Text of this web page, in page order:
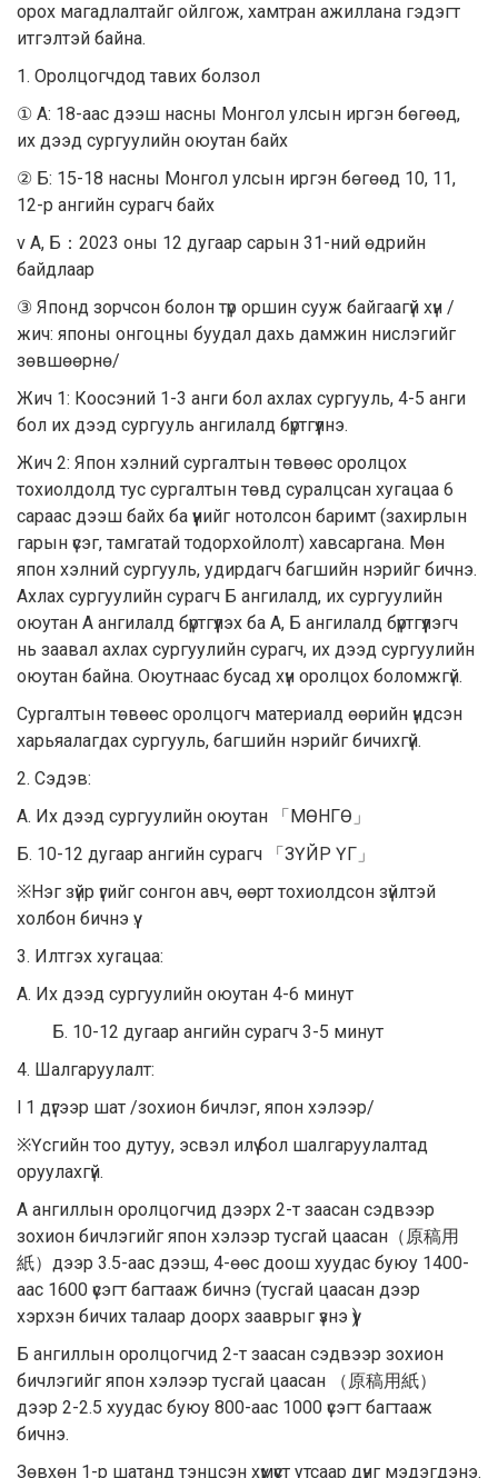
орох магадлалтайг ойлгож, хамтран ажиллана гэдэгт
итгэлтэй байна.
1. Оролцогчдод тавих болзол
① А: 18-аас дээш насны Монгол улсын иргэн бөгөөд,
их дээд сургуулийн оюутан байх
② Б: 15-18 насны Монгол улсын иргэн бөгөөд 10, 11,
12-р ангийн сурагч байх
v A, Б：2023 оны 12 дугаар сарын 31-ний өдрийн
байдлаар
③ Японд зорчсон болон түр оршин сууж байгаагүй хүн /
жич: японы онгоцны буудал дахь дамжин нислэгийг
зөвшөөрнө/
Жич 1: Коосэний 1-3 анги бол ахлах сургууль, 4-5 анги
бол их дээд сургууль ангилалд бүртгүүлнэ.
Жич 2: Япон хэлний сургалтын төвөөс оролцох
тохиолдолд тус сургалтын төвд суралцсан хугацаа 6
сараас дээш байх ба үүнийг нотолсон баримт (захирлын
гарын үсэг, тамгатай тодорхойлолт) хавсаргана. Мөн
япон хэлний сургууль, удирдагч багшийн нэрийг бичнэ.
Ахлах сургуулийн сурагч Б ангилалд, их сургуулийн
оюутан А ангилалд бүртгүүлэх ба А, Б ангилалд бүртгүүлэгч
нь заавал ахлах сургуулийн сурагч, их дээд сургуулийн
оюутан байна. Оюутнаас бусад хүн оролцох боломжгүй.
Сургалтын төвөөс оролцогч материалд өөрийн үндсэн
харьяалагдах сургууль, багшийн нэрийг бичихгүй.
2. Сэдэв:
А. Их дээд сургуулийн оюутан 「МӨНГӨ」
Б. 10-12 дугаар ангийн сурагч 「ЗҮЙР ҮГ」
※Нэг зүйр үгийг сонгон авч, өөрт тохиолдсон зүйлтэй
холбон бичнэ үү.
3. Илтгэх хугацаа:
А. Их дээд сургуулийн оюутан 4-6 минут
Б. 10-12 дугаар ангийн сурагч 3-5 минут
4. Шалгаруулалт:
l 1 дүгээр шат /зохион бичлэг, япон хэлээр/
※Үсгийн тоо дутуу, эсвэл илүү бол шалгаруулалтад
оруулахгүй.
А ангиллын оролцогчид дээрх 2-т заасан сэдвээр
зохион бичлэгийг япон хэлээр тусгай цаасан（原稿用
紙）дээр 3.5-аас дээш, 4-өөс доош хуудас буюу 1400-
аас 1600 үсэгт багтааж бичнэ (тусгай цаасан дээр
хэрхэн бичих талаар доорх зааврыг үзнэ үү)
Б ангиллын оролцогчид 2-т заасан сэдвээр зохион
бичлэгийг япон хэлээр тусгай цаасан （原稿用紙）
дээр 2-2.5 хуудас буюу 800-аас 1000 үсэгт багтааж
бичнэ.
Зөвхөн 1-р шатанд тэнцсэн хүмүүст утсаар дүнг мэдэгдэнэ.